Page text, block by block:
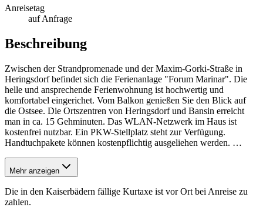
Anreisetag
auf Anfrage
Beschreibung
Zwischen der Strandpromenade und der Maxim-Gorki-Straße in
Heringsdorf befindet sich die Ferienanlage "Forum Marinar". Die
helle und ansprechende Ferienwohnung ist hochwertig und
komfortabel eingerichet. Vom Balkon genießen Sie den Blick auf
die Ostsee. Die Ortszentren von Heringsdorf und Bansin erreicht
man in ca. 15 Gehminuten. Das WLAN-Netzwerk im Haus ist
kostenfrei nutzbar. Ein PKW-Stellplatz steht zur Verfügung.
Handtuchpakete können kostenpflichtig ausgeliehen werden. …
Mehr anzeigen
Die in den Kaiserbädern fällige Kurtaxe ist vor Ort bei Anreise zu
zahlen.